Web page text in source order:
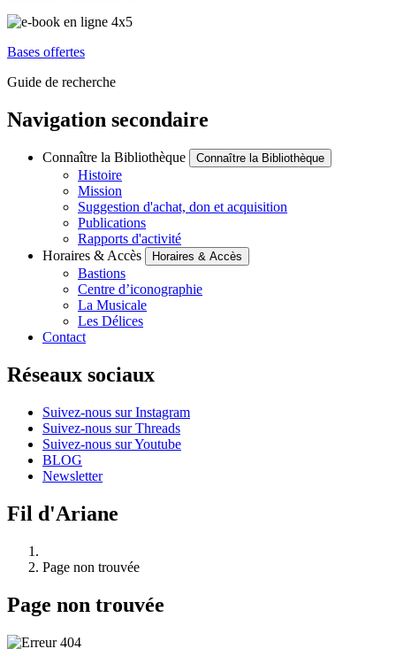
Bases offertes
Guide de recherche
Navigation secondaire
Connaître la Bibliothèque Connaître la Bibliothèque
Histoire
Mission
Suggestion d'achat, don et acquisition
Publications
Rapports d'activité
Horaires & Accès
Horaires & Accès
Bastions
Centre d’iconographie
La Musicale
Les Délices
Contact
Réseaux sociaux
Suivez-nous sur Instagram
Suivez-nous sur Threads
Suivez-nous sur Youtube
BLOG
Newsletter
Fil d'Ariane
Page non trouvée
Page non trouvée